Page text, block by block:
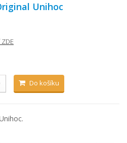
Unihoc
Do košíku